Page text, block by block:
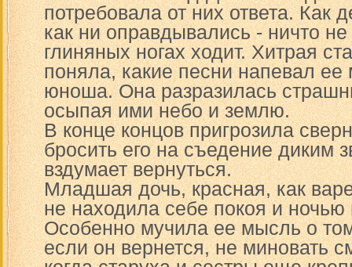
потребовала от них ответа. Как
как ни оправдывались - ничто
глиняных ногах ходит. Хитрая
поняла, какие песни напевал
юноша. Она разразилась
осыпая ими небо и землю.
В конце концов пригрозила
бросить его на съедение диким
вздумает вернуться.
Младшая дочь, красная, как
не находила себе покоя и ночью
Особенно мучила ее мысль о
если он вернется, не миновать